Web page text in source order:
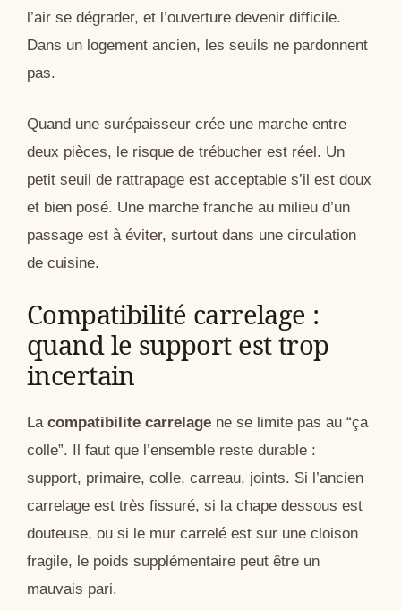
l’air se dégrader, et l’ouverture devenir difficile.
Dans un logement ancien, les seuils ne pardonnent
pas.
Quand une surépaisseur crée une marche entre
deux pièces, le risque de trébucher est réel. Un
petit seuil de rattrapage est acceptable s’il est doux
et bien posé. Une marche franche au milieu d’un
passage est à éviter, surtout dans une circulation
de cuisine.
Compatibilité carrelage :
quand le support est trop
incertain
La compatibilite carrelage ne se limite pas au “ça
colle”. Il faut que l’ensemble reste durable :
support, primaire, colle, carreau, joints. Si l’ancien
carrelage est très fissuré, si la chape dessous est
douteuse, ou si le mur carrelé est sur une cloison
fragile, le poids supplémentaire peut être un
mauvais pari.